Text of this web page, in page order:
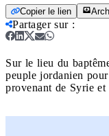
Copier le lien
Partager sur:
Sur le lieu du
peuple jordanien
provenant de Syrie et